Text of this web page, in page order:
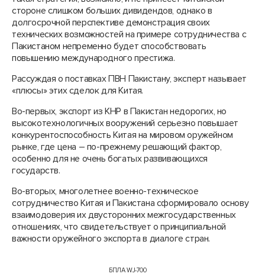
стороне слишком больших дивидендов, однако в
долгосрочной перспективе демонстрация своих
технических возможностей на примере сотрудничества с
Пакистаном непременно будет способствовать
повышению международного престижа.
Рассуждая о поставках ПВН Пакистану, эксперт называет
«плюсы» этих сделок для Китая.
Во-первых, экспорт из КНР в Пакистан недорогих, но
высокотехнологичных вооружений серьезно повышает
конкурентоспособность Китая на мировом оружейном
рынке, где цена – по-прежнему решающий фактор,
особенно для не очень богатых развивающихся
государств.
Во-вторых, многолетнее военно-техническое
сотрудничество Китая и Пакистана сформировало основу
взаимодоверия их двусторонних межгосударственных
отношениях, что свидетельствует о принципиальной
важности оружейного экспорта в диалоге стран.
БПЛА WJ-700